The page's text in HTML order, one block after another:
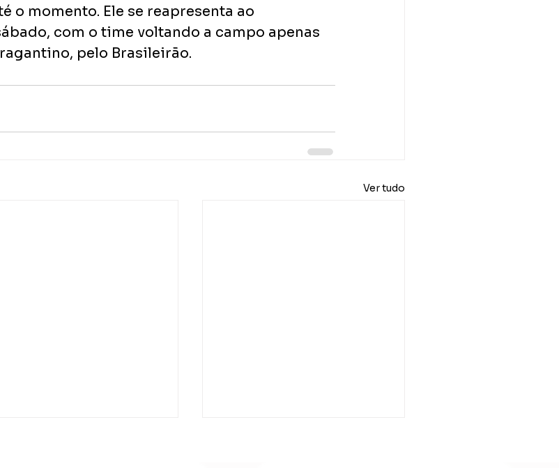
o momento. Ele se reapresenta ao
com o time voltando a campo apenas
pelo Brasileirão.
Ver tudo